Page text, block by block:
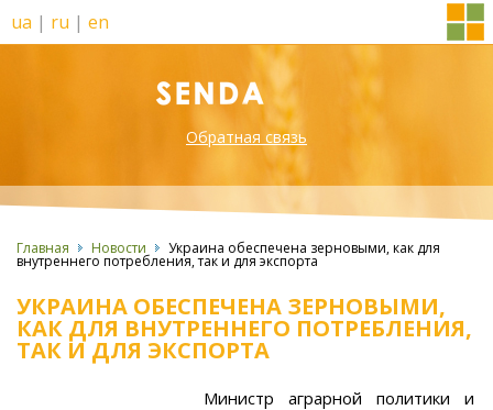
ua | ru | en
Обратная связь
Главная Новости Украина обеспечена зерновыми, как для
внутреннего потребления, так и для экспорта
УКРАИНА ОБЕСПЕЧЕНА ЗЕРНОВЫМИ,
КАК ДЛЯ ВНУТРЕННЕГО ПОТРЕБЛЕНИЯ,
ТАК И ДЛЯ ЭКСПОРТА
Министр аграрной политики и